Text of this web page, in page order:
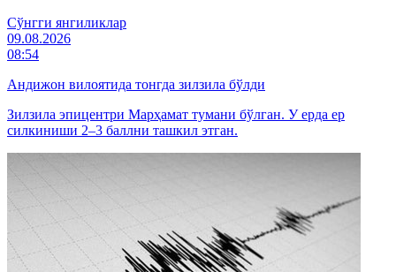
Cўнгги янгиликлар
09.08.2026
08:54
Андижон вилоятида тонгда зилзила бўлди
Зилзила эпицентри Марҳамат тумани бўлган. У ерда ер
силкиниши 2–3 баллни ташкил этган.